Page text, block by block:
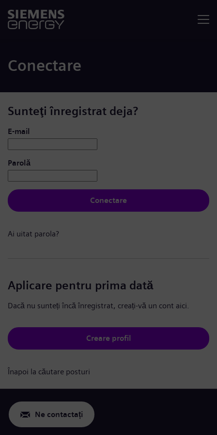
Conectare
Sunteţi înregistrat deja?
Conectare: utilizator și parolă
E-mail
Parolă
Conectare
Ai uitat parola?
Aplicare pentru prima dată
Dacă nu sunteți încă înregistrat, creați-vă un cont aici.
Creare profil
Înapoi la căutare posturi
Ne contactați